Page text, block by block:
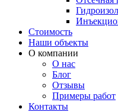
Стоимость
Наши объекты
О компании
О нас
Блог
Отзывы
Примеры работ
Контакты